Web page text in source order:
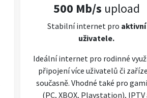
500 Mb/s upload
Stabilní internet pro aktivní
uživatele.
Ideální internet pro rodinné
připojení více uživatelů či
současně. Vhodné také pro
(PC, XBOX, Playstation), IPTV